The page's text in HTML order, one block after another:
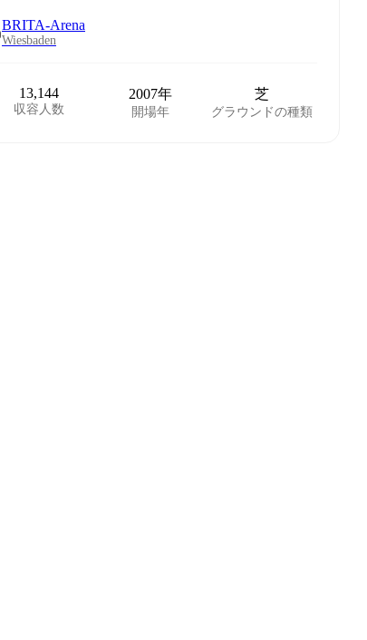
BRITA-Arena
Wiesbaden
13,144
収容人数
2007年
開場年
芝
グラウンドの種類